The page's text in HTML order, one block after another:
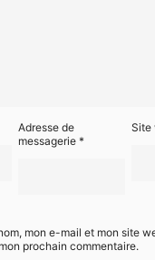
Adresse de
messagerie*
Site
mon e-mail et mon site
prochain commentaire.